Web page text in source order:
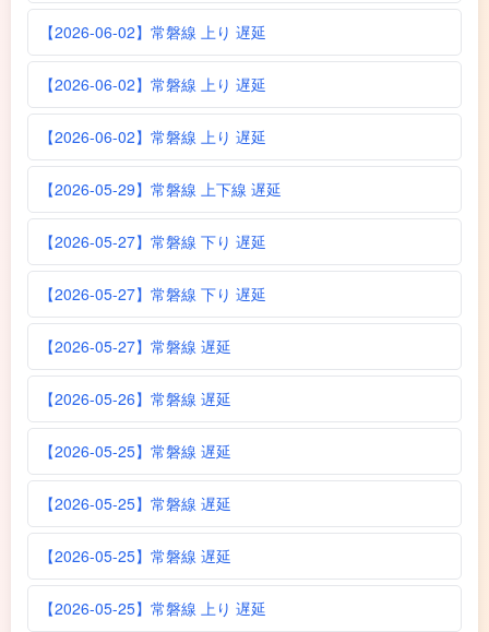
【2026-06-02】常磐線 上り 遅延
【2026-06-02】常磐線 上り 遅延
【2026-06-02】常磐線 上り 遅延
【2026-05-29】常磐線 上下線 遅延
【2026-05-27】常磐線 下り 遅延
【2026-05-27】常磐線 下り 遅延
【2026-05-27】常磐線 遅延
【2026-05-26】常磐線 遅延
【2026-05-25】常磐線 遅延
【2026-05-25】常磐線 遅延
【2026-05-25】常磐線 遅延
【2026-05-25】常磐線 上り 遅延